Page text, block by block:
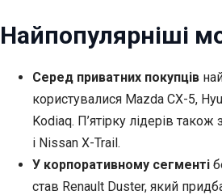
Найпопулярніші
Серед приватних покупців
користувалися Mazda CX-5,
Kodiaq. П’ятірку лідерів
і Nissan X-Trail.
У корпоративному сегменті
став Renault Duster, який